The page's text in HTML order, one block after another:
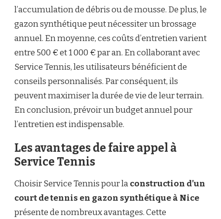
l’accumulation de débris ou de mousse. De plus, le
gazon synthétique peut nécessiter un brossage
annuel. En moyenne, ces coûts d’entretien varient
entre 500 € et 1 000 € par an. En collaborant avec
Service Tennis, les utilisateurs bénéficient de
conseils personnalisés. Par conséquent, ils
peuvent maximiser la durée de vie de leur terrain.
En conclusion, prévoir un budget annuel pour
l’entretien est indispensable.
Les avantages de faire appel à
Service Tennis
Choisir Service Tennis pour laconstruction d’un
court de tennis en gazon synthétique à Nice
présente de nombreux avantages. Cette